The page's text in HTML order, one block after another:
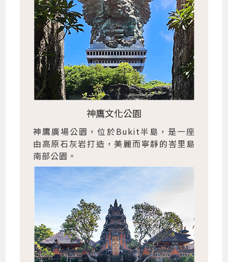
神鷹文化公園
神鷹廣場公園，位於Bukit半島，是一座
由高原石灰岩打造，美麗而寧靜的峇里島
南部公園。